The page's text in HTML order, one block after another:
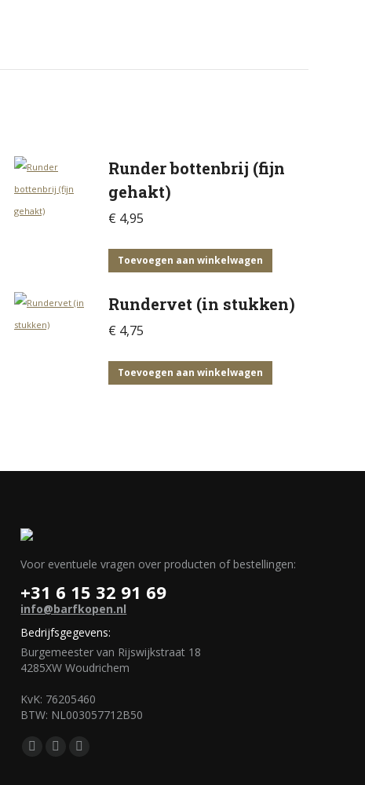
Runder bottenbrij (fijn
gehakt)
€ 4,95
Toevoegen aan winkelwagen
Rundervet (in stukken)
€ 4,75
Toevoegen aan winkelwagen
Voor eventuele vragen over producten of bestellingen:
+31 6 15 32 91 69
info@barfkopen.nl
Bedrijfsgegevens:
Burgemeester van Rijswijkstraat 18
4285XW Woudrichem
KvK: 76205460
BTW: NL003057712B50
Vind ons op:
Facebook
Mail
WhatsApp